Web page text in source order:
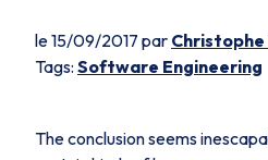
le 15/09/2017 par
Tags: Software Engineering
The conclusion seems